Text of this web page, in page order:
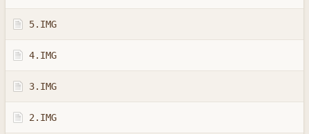
5.IMG
4.IMG
3.IMG
2.IMG